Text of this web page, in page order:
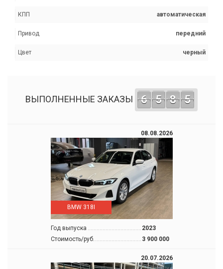
КПП автоматическая
Привод передний
Цвет черный
ВЫПОЛНЕННЫЕ ЗАКАЗЫ 6 5 8 5
08.08.2026
BMW 318I
Год выпуска
2023
Стоимость/руб.
3 900 000
20.07.2026